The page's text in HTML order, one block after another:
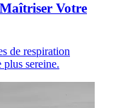
Votre
de respiration
sereine.